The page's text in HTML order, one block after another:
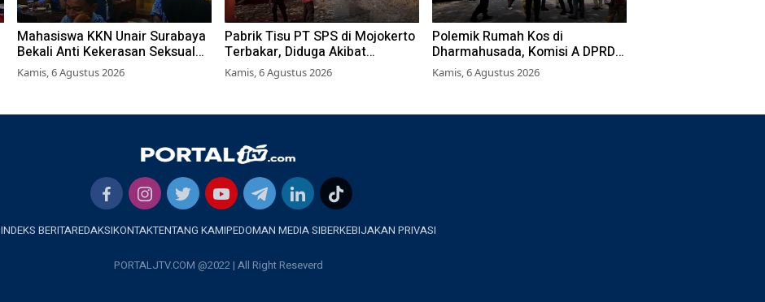
Mahasiswa KKN Unair Surabaya
Bekali Anti Kekerasan Seksual
pada Siswa SMK
Kamis, 6 Agustus 2026
Pabrik Tisu PT SPS di Mojokerto
Terbakar, Diduga Akibat
Pembakaran Lahan Tebu
Kamis, 6 Agustus 2026
Polemik Rumah Kos di
Dharmahusada, Komisi A DPRD
Surabaya Desak Pemkot
Terbitkan Perwali Perda Hunian
Kamis, 6 Agustus 2026
INDEKS BERITAREDAKSIKONTAKTENTANG KAMIPEDOMAN MEDIA SIBERKEBIJAKAN PRIVASI
PORTALJTV.COM @2022 | All Right Reseverd